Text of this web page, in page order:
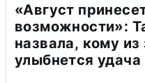
«Август
возможности»:
назвала, кому из
улыбнется удача